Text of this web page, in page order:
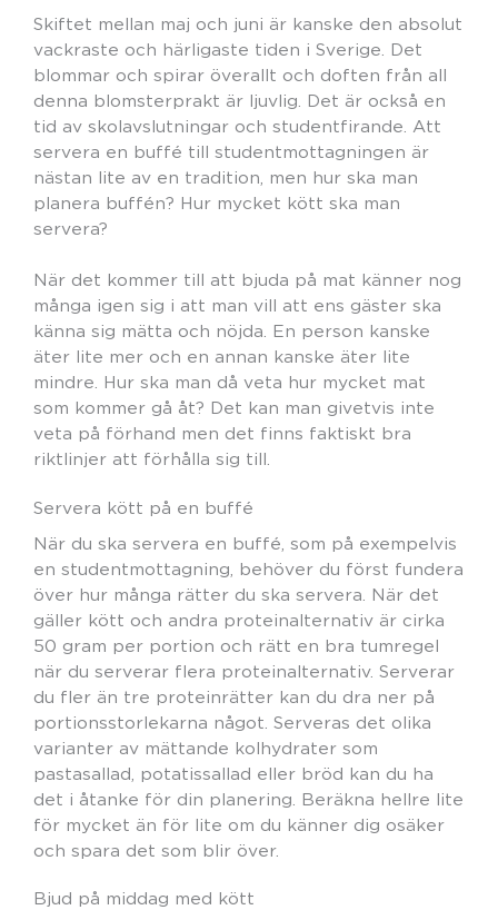
Skiftet mellan maj och juni är kanske den absolut
vackraste och härligaste tiden i Sverige. Det
blommar och spirar överallt och doften från all
denna blomsterprakt är ljuvlig. Det är också en
tid av skolavslutningar och studentfirande. Att
servera en buffé till studentmottagningen är
nästan lite av en tradition, men hur ska man
planera buffén? Hur mycket kött ska man
servera?
När det kommer till att bjuda på mat känner nog
många igen sig i att man vill att ens gäster ska
känna sig mätta och nöjda. En person kanske
äter lite mer och en annan kanske äter lite
mindre. Hur ska man då veta hur mycket mat
som kommer gå åt? Det kan man givetvis inte
veta på förhand men det finns faktiskt bra
riktlinjer att förhålla sig till.
Servera kött på en buffé
När du ska servera en buffé, som på exempelvis
en studentmottagning, behöver du först fundera
över hur många rätter du ska servera. När det
gäller kött och andra proteinalternativ är cirka
50 gram per portion och rätt en bra tumregel
när du serverar flera proteinalternativ. Serverar
du fler än tre proteinrätter kan du dra ner på
portionsstorlekarna något. Serveras det olika
varianter av mättande kolhydrater som
pastasallad, potatissallad eller bröd kan du ha
det i åtanke för din planering. Beräkna hellre lite
för mycket än för lite om du känner dig osäker
och spara det som blir över.
Bjud på middag med kött